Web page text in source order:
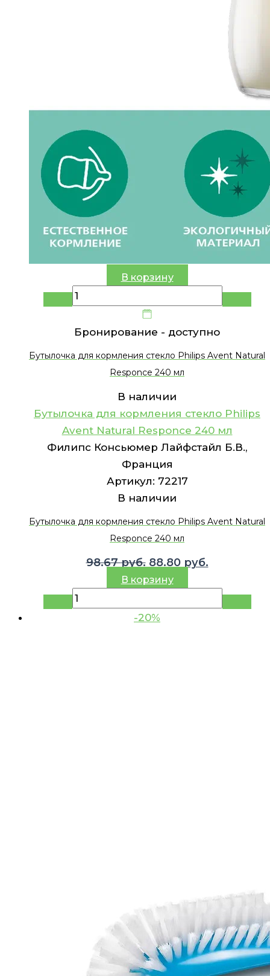
В корзину
Бронирование - доступно
Бутылочка для кормления стекло Philips Avent Natural
Responce 240 мл
В наличии
Бутылочка для кормления стекло Philips
Avent Natural Responce 240 мл
Филипс Консьюмер Лайфстайл Б.В.,
Франция
Артикул: 72217
В наличии
Бутылочка для кормления стекло Philips Avent Natural
Responce 240 мл
98.67руб. Первоначальная
цена
98.67 руб..
88.80 руб.Текущая
88.80 руб..
В корзину
-20%